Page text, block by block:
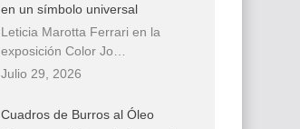
en un símbolo universal
Leticia Marotta Ferrari en la
exposición Color Jo…
Julio 29, 2026
Cuadros de Burros al Óleo